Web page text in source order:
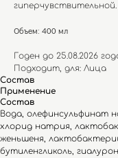
гиперчувствительной.
Объем: 400 мл
Годен до 25.08.2026
Подходит, для: Лица
Состав
Применение
Состав
Вода, олефинсульфинат
хлорид натрия,
женьшеня,
бутиленгликоль,